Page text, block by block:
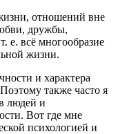
отношений вне
дружбы,
е. всё многообразие
жизни.
и характера
также часто я
людей и
Вот где мне
психологией и